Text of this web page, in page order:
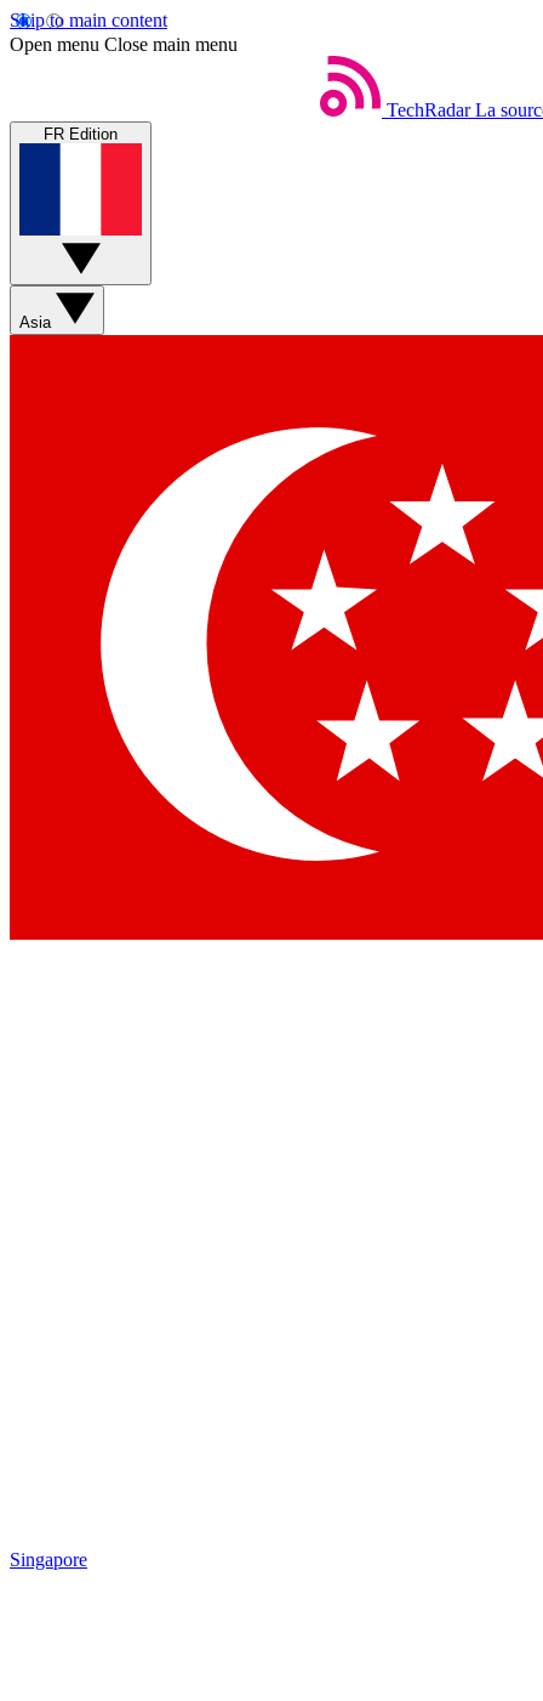
Skip to main content
Open menu Close main menu
TechRadar La
FR Edition
Asia
Singapore